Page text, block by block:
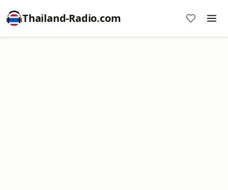
Thailand-Radio.com